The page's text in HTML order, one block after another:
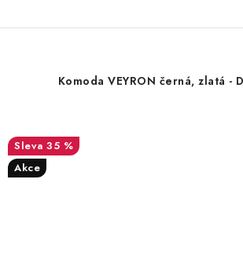
Komoda VEYRON černá, zlatá -
35 %
Akce